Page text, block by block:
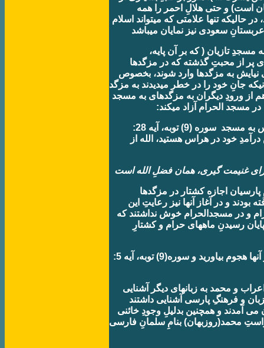
است) و حتی هلالِ احمر را همه
حاليکه تنها علامتی که ميتواند اسلام
تازيان ( که بر آن پايه،
پر از محبتِ گذشته که در مزگدها
نيايش به مزگدها وارد شوند، بخصوص
جانِ خود را در خطر ميديدند به مزگد
از ورودِ ديگران به مزگدهای به مسجد
مسجد الحرام آزاد ميکند:
سوره (9) توبه، آيه 28:
خود در هراس هستيد، الله از
غنيمت گيری، همان فضلِ الله است
اجازه کشتار در مزگدها
بودند و در آغاز آنها نيز رعايتِ اين
و در مسجدالحرام خوش نداشتند که
رسيدنِ ماههای حرام و کشتارِ
سوره(9) توبه، آيه 5:
و فرهنگِ پارسی آشنايی داشتند
می آمدند و همچنين بدليلِ وجودِ خائنی
بنامِ سلمانِ فارسی (روزبهان)محمد